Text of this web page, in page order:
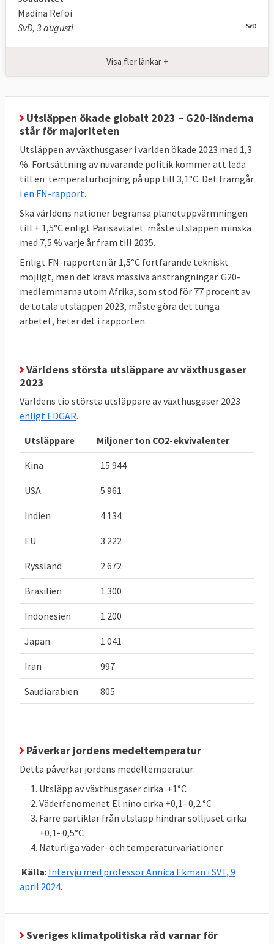
Källor:Klicka på länkarna i tabellen för att
kommer ett fullständigt
en minskning på 57 %.** MtCO2e betyder
miljoner tonkoldioxidekvivalenter, ett mått
på mängden växthusgaser. *** Mtoe betyder
miljoner tonoljeekvivalenter, ett mått på
energiinnehåll.
Sveriges mål enligt EU-beslut
Sverige har bundit sig i EU att minska sina
utsläpp av växthusgaser (ESR) och öka
upptaget av växthusgaser i skog och mark
(LULUCF). Sverige måste halvera sina
utsläpp till 2030 jämfört med 2005. Likaså
måste skog och mark i Sverige lagra
2030 jämfört med ett genomsnitt för åren
2016-2018. Utöver dessa mål finns i Sveriges
fall även olika mål som riksdagen satt upp,
dessa behandlas inte här.
Sveriges
klimat och
energimål i
EU
Sverige
EU-mål 2030
Minskade
växthusgaser
jmf. 2005
(ESR) då
Sverige
släppte ut
42,2 Mt
-29,4 procent
eller
30,2 MtCO e,
2024
högst utsläpp
Öka inlagring
av
växthusgaser
mark med
3,955 Mt
2
jämfört med
2016-2018:
(LULUCF)
Inlagring
31,223
Mt
växthusgaser:
43,366 till
inlagring
Klicka på länkarna i tabellen för att se
källan. MtCO2e betyder miljoner ton
koldioxidekvivalenter, ett mått på mängden
växthusgaser.
Madina Refoi
SvD, 3 augusti
Visa fler länkar +
Utsläppen ökade globalt 2023 – G20-länderna
står för majoriteten
Utsläppen av växthusgaser i världen ökade 2023 med 1,3
%. Fortsättning av nuvarande politik kommer att leda
till en temperaturhöjning på upp till 3,1°C. Det framgår
i en FN-rapport.
Ska världens nationer begränsa planetuppvärmningen
till + 1,5°C enligt Parisavtalet måste utsläppen minska
med 7,5 % varje år fram till 2035.
Enligt FN-rapporten är 1,5°C fortfarande tekniskt
möjligt, men det krävs massiva ansträngningar. G20-
medlemmarna utom Afrika, som stod för 77 procent av
de totala utsläppen 2023, måste göra det tunga
arbetet, heter det i rapporten.
Världens största utsläppare av växthusgaser
2023
Världens tio största utsläppare av växthusgaser 2023
enligt EDGAR.
Utsläppare
Miljoner ton CO2-ekvivalenter
Kina 15 944
USA 5 961
Indien 4 134
EU 3 222
Ryssland 2 672
Brasilien 1 300
Indonesien 1 200
Japan 1 041
Iran 997
Saudiarabien 805
Påverkar jordens medeltemperatur
Detta påverkar jordens medeltemperatur:
Utsläpp av växthusgaser cirka +1°C
Väderfenomenet El nino cirka +0,1- 0,2 °C
Färre partiklar från utsläpp hindrar solljuset cirka
+0,1- 0,5°C
Naturliga väder- och temperaturvariationer
Källa: Intervju med professor Annica Ekman i SVT, 9
april 2024.
Sveriges klimatpolitiska råd varnar för